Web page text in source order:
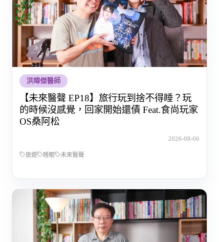
洪暐傑醫師
【未來醫聲 EP18】旅行玩到捨不得睡？玩
的時候沒感覺，回家開始還債 Feat.食尚玩家
OS桑阿松
2026-08-06
旅遊 睡眠 未來醫聲